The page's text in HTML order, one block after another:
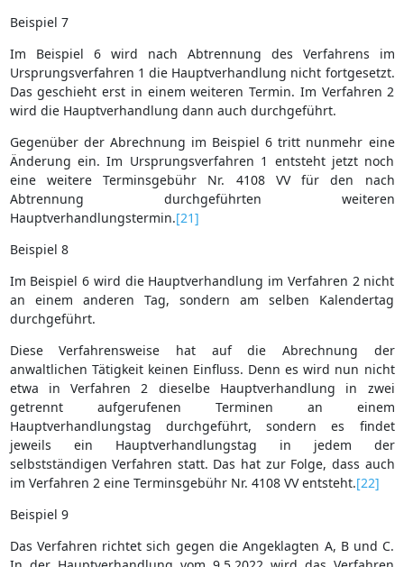
Beispiel 7
Im Beispiel 6 wird nach Abtrennung des Verfahrens im
Ursprungsverfahren 1 die Hauptverhandlung nicht fortgesetzt.
Das geschieht erst in einem weiteren Termin. Im Verfahren 2
wird die Hauptverhandlung dann auch durchgeführt.
Gegenüber der Abrechnung im Beispiel 6 tritt nunmehr eine
Änderung ein. Im Ursprungsverfahren 1 entsteht jetzt noch
eine weitere Terminsgebühr Nr. 4108 VV für den nach
Abtrennung durchgeführten weiteren
Hauptverhandlungstermin.[21]
Beispiel 8
Im Beispiel 6 wird die Hauptverhandlung im Verfahren 2 nicht
an einem anderen Tag, sondern am selben Kalendertag
durchgeführt.
Diese Verfahrensweise hat auf die Abrechnung der
anwaltlichen Tätigkeit keinen Einfluss. Denn es wird nun nicht
etwa in Verfahren 2 dieselbe Hauptverhandlung in zwei
getrennt aufgerufenen Terminen an einem
Hauptverhandlungstag durchgeführt, sondern es findet
jeweils ein Hauptverhandlungstag in jedem der
selbstständigen Verfahren statt. Das hat zur Folge, dass auch
im Verfahren 2 eine Terminsgebühr Nr. 4108 VV entsteht.[22]
Beispiel 9
Das Verfahren richtet sich gegen die Angeklagten A, B und C.